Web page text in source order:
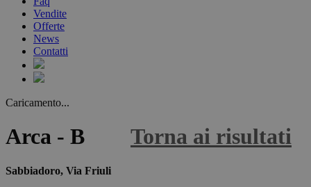
Vendite
Offerte
News
Contatti
Caricamento...
Arca - B Torna ai risultati
Sabbiadoro, Via Friuli